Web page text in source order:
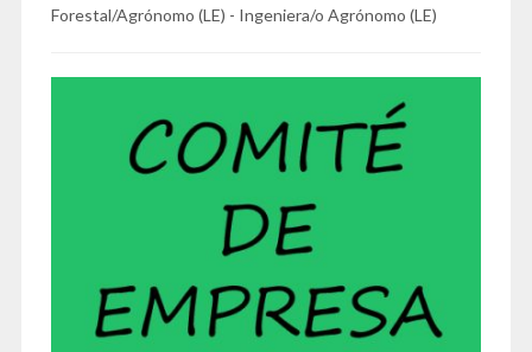
Forestal/Agrónomo (LE) - Ingeniera/o Agrónomo (LE)